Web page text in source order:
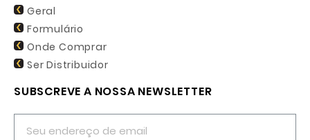
Geral
Formulário
Onde Comprar
Ser Distribuidor
SUBSCREVE A NOSSA NEWSLETTER